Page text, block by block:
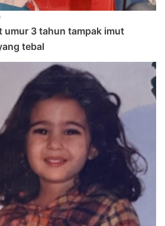
umur 3 tahun tampak imut
tebal